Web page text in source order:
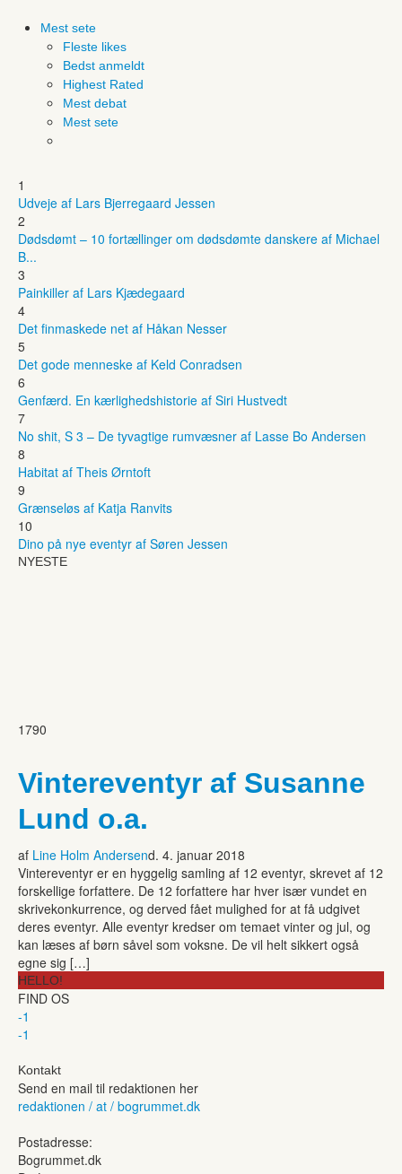
Mest sete
Fleste likes
Bedst anmeldt
Highest Rated
Mest debat
Mest sete
1
Udveje af Lars Bjerregaard Jessen
2
Dødsdømt – 10 fortællinger om dødsdømte danskere af Michael
B...
3
Painkiller af Lars Kjædegaard
4
Det finmaskede net af Håkan Nesser
5
Det gode menneske af Keld Conradsen
6
Genfærd. En kærlighedshistorie af Siri Hustvedt
7
No shit, S 3 – De tyvagtige rumvæsner af Lasse Bo Andersen
8
Habitat af Theis Ørntoft
9
Grænseløs af Katja Ranvits
10
Dino på nye eventyr af Søren Jessen
NYESTE
1790
Vintereventyr af Susanne
Lund o.a.
af Line Holm Andersend. 4. januar 2018
Vintereventyr er en hyggelig samling af 12 eventyr, skrevet af 12
forskellige forfattere. De 12 forfattere har hver især vundet en
skrivekonkurrence, og derved fået mulighed for at få udgivet
deres eventyr. Alle eventyr kredser om temaet vinter og jul, og
kan læses af børn såvel som voksne. De vil helt sikkert også
egne sig […]
HELLO!
FIND OS
-1
-1
Kontakt
Send en mail til redaktionen her
redaktionen / at / bogrummet.dk
Postadresse:
Bogrummet.dk